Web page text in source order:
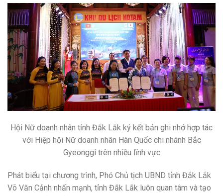
Hội Nữ doanh nhân tỉnh Đắk Lắk ký kết bản ghi nhớ hợp tác
với Hiệp hội Nữ doanh nhân Hàn Quốc chi nhánh Bắc
Gyeonggi trên nhiều lĩnh vực
Phát biểu tại chương trình, Phó Chủ tịch UBND tỉnh Đắk Lắk
Võ Văn Cảnh nhấn mạnh, tỉnh Đắk Lắk luôn quan tâm và tạo